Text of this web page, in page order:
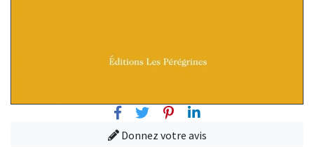
FacebookTwitterPinterest
Linkedin
Donnez votre avis